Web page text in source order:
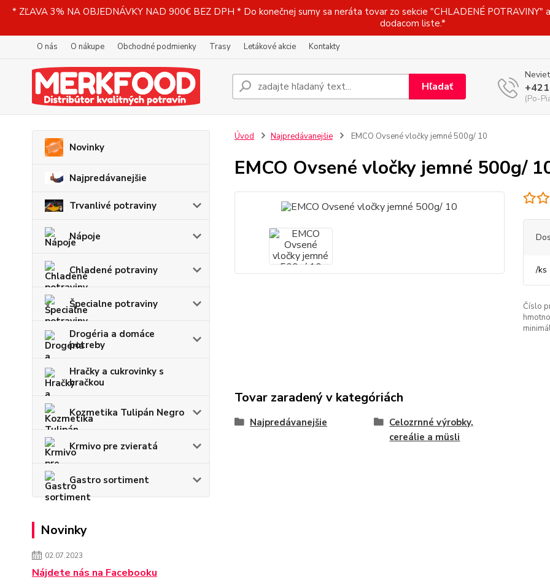
* ZĽAVA 3% NA OBJEDNÁVKY NAD 900€ BEZ DPH * Do konečnej sumy sa neráta tovar zo sekcie "CHLADENÉ
dodacom liste.*
O nás O nákupe Obchodné podmienky Trasy Letákové akcie Kontakty
Hľadať
(Po-
Novinky
Najpredávanejšie
Trvanlivé potraviny
Nápoje
Chladené potraviny
Špecialne potraviny
Drogéria a domáce
potreby
Hračky a cukrovinky s
hračkou
Kozmetika Tulipán Negro
Krmivo pre zvieratá
Gastro sortiment
Novinky
02.07.2023
Nájdete nás na Facebooku
Úvod Najpredávanejšie EMCO Ovsené vločky jemné 500g/ 10
EMCO Ovsené vločky jemné 500g/
/ks
Číslo
Tovar zaradený v kategóriách
Najpredávanejšie
Celozrnné výrobky,
cereálie a müsli